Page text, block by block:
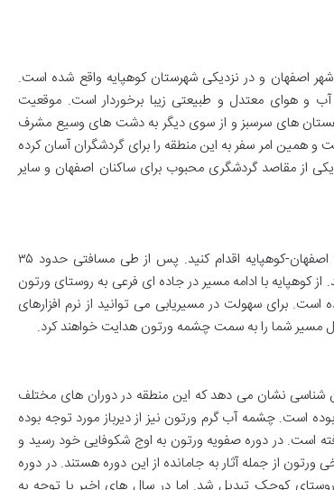
۳۵ کیلومتری شمال شرقی شهر اصفهان و در نزدیکی شهرستان کوهپایه واقع شده است.
و هوای معتدل و طبیعتی زیبا برخوردار است. موقعیت
های سرسبز و از سوی دیگر به دشت های وسیع مشرف
همین امر سفر به این منطقه را برای گردشگران آسان کرده
از مقاصد گردشگری محبوب برای ساکنان اصفهان و سایر
برای دسترسی به چشمه آب گرم ورتون می توانید از طریق جاده اصفهان-کوهپایه اقدام کنید. پس از طی مسافتی حدود ۳۵
کوهپایه با ادامه مسیر در جاده ای فرعی به روستای ورتون
برای سهولت در مسیریابی می توانید از نرم افزارهای
مسیر شما را به سمت چشمه ورتون هدایت خواهند کرد.
شناسی نشان می دهد که این منطقه در دوران های مختلف
است. چشمه آب گرم ورتون نیز از دیرباز مورد توجه بوده
است. در دوره صفویه ورتون به اوج شکوفایی خود رسید و
از جمله آثار به جامانده از این دوره هستند. در دوره